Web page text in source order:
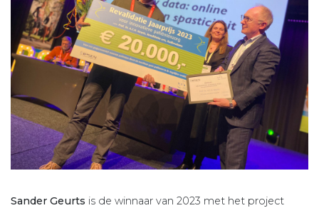
Sander Geurts is de winnaar van 2023 met het project